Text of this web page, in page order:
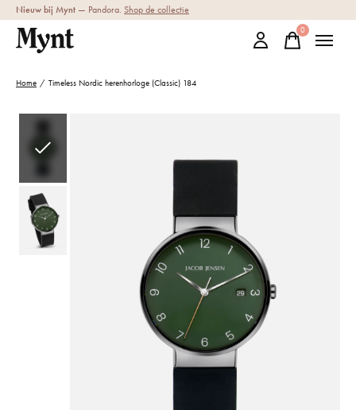
Nieuw bij Mynt — Pandora. Shop de collectie
0items
Home / Timeless Nordic herenhorloge (Classic) 184